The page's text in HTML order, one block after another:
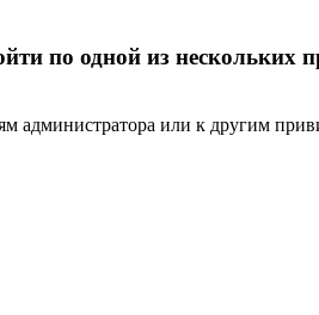
по одной из нескольких
администратора или к другим